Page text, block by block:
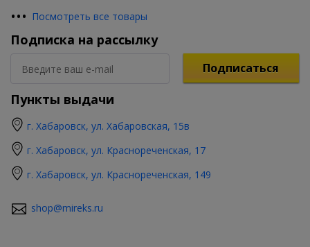
••• Посмотреть все товары
Подписка на рассылку
Подписаться
Пункты выдачи
г. Хабаровск, ул. Хабаровская, 15в
г. Хабаровск, ул. Краснореченская, 17
г. Хабаровск, ул. Краснореченская, 149
shop@mireks.ru